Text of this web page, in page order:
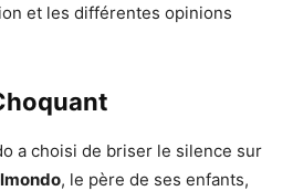
et les différentes opinions
a choisi de briser le silence sur
, le père de ses enfants,